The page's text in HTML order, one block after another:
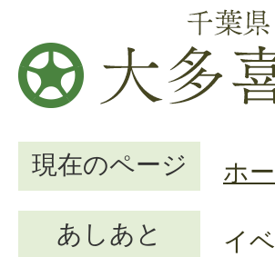
現在のページ ホ
あしあと
イ